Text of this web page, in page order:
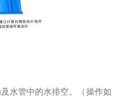
水管中的水排空。（操作如